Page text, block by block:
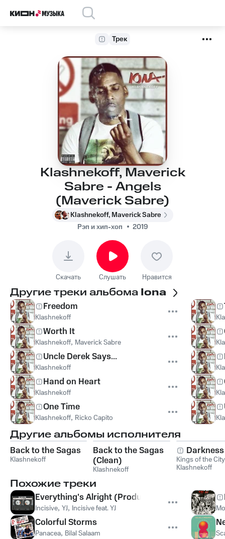
Трек
Klashnekoff, Maverick
Sabre - Angels
(Maverick Sabre)
Klashnekoff, Maverick Sabre
Рэп и хип-хоп
2019
Скачать Слушать Нравится
Другие треки альбома Iona
Freedom
Klashnekoff
Worth It
Klashnekoff, Maverick Sabre
Uncle Derek Says...
Klashnekoff
Hand on Heart
Klashnekoff
One Time
Klashnekoff, Ricko Capito
Другие альбомы исполнителя
Back to the Sagas
Klashnekoff
Back to the Sagas
(Clean)
Klashnekoff
Darkness
Kings of the City
Klashnekoff
Похожие треки
Everything's Alright (Produced by Tro)
Incisive, YJ, Incisive feat. YJ
Colorful Storms
Panacea, Bilal Salaam